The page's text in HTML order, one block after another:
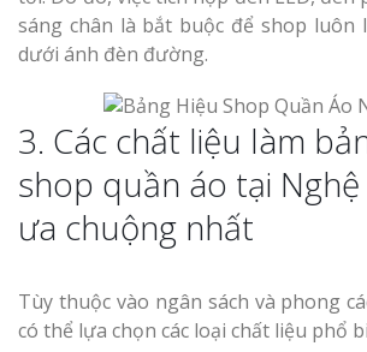
sáng chân là bắt buộc để shop luôn
dưới ánh đèn đường.
3. Các chất liệu làm
shop quần áo tại
ưa chuộng nhất
Tùy thuộc vào ngân sách và phong
có thể lựa chọn các loại chất liệu phổ